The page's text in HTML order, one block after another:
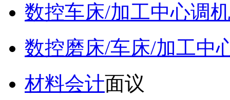
数控车床/加工中心调
数控磨床/车床/加工中
材料会计面议